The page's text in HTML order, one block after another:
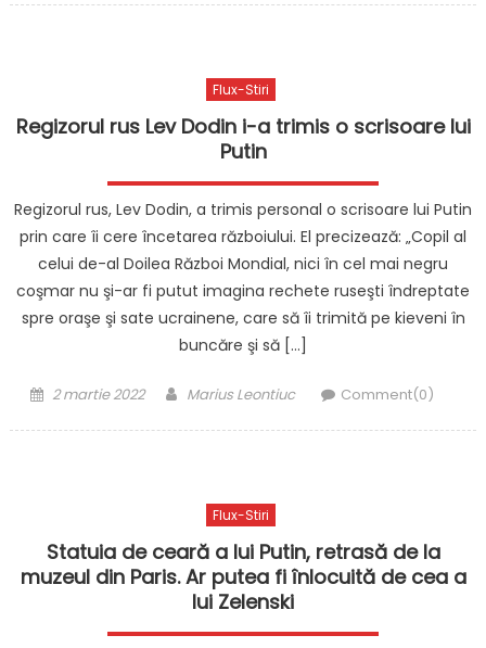
Flux-Stiri
Regizorul rus Lev Dodin i-a trimis o scrisoare lui
Putin
Regizorul rus, Lev Dodin, a trimis personal o scrisoare lui Putin
prin care îi cere încetarea războiului. El precizează: „Copil al
celui de-al Doilea Război Mondial, nici în cel mai negru
coşmar nu şi-ar fi putut imagina rechete ruseşti îndreptate
spre oraşe şi sate ucrainene, care să îi trimită pe kieveni în
buncăre şi să […]
Posted
2 martie 2022 Author
Marius Leontiuc Comment(0)
Flux-Stiri
Statuia de ceară a lui Putin, retrasă de la
muzeul din Paris. Ar putea fi înlocuită de cea a
lui Zelenski